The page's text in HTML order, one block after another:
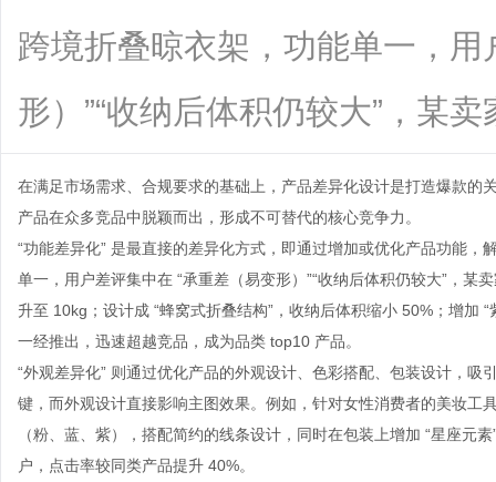
跨境折叠晾衣架，功能单一，
形）”“收纳后体积仍较大”，某
在满足市场需求、合规要求的基础上，产品差异化设计是打造爆款的
产品在众多竞品中脱颖而出，形成不可替代的核心竞争力。
“功能差异化” 是最直接的差异化方式，即通过增加或优化产品功能
单一，用户差评集中在 “承重差（易变形）”“收纳后体积仍较大”，
升至 10kg；设计成 “蜂窝式折叠结构”，收纳后体积缩小 50%；增加
一经推出，迅速超越竞品，成为品类 top10 产品。
“外观差异化” 则通过优化产品的外观设计、色彩搭配、包装设计，
键，而外观设计直接影响主图效果。例如，针对女性消费者的美妆工
（粉、蓝、紫），搭配简约的线条设计，同时在包装上增加 “星座元
户，点击率较同类产品提升 40%。